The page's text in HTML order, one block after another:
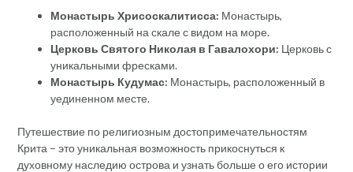
Монастырь Хрисоскалитисса: Монастырь,
расположенный на скале с видом на море.
Церковь Святого Николая в Гавалохори: Церковь с
уникальными фресками.
Монастырь Кудумас: Монастырь, расположенный в
уединенном месте.
Путешествие по религиозным достопримечательностям
Крита – это уникальная возможность прикоснуться к
духовному наследию острова и узнать больше о его истории